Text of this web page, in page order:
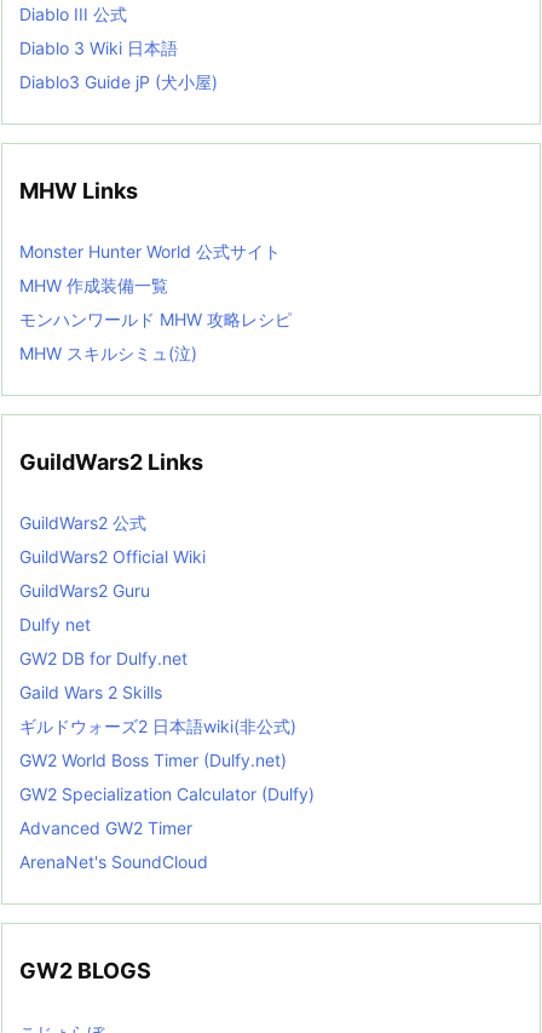
Diablo III 公式
Diablo 3 Wiki 日本語
Diablo3 Guide jP (犬小屋)
MHW Links
Monster Hunter World 公式サイト
MHW 作成装備一覧
モンハンワールド MHW 攻略レシピ
MHW スキルシミュ(泣)
GuildWars2 Links
GuildWars2 公式
GuildWars2 Official Wiki
GuildWars2 Guru
Dulfy net
GW2 DB for Dulfy.net
Gaild Wars 2 Skills
ギルドウォーズ2 日本語wiki(非公式)
GW2 World Boss Timer (Dulfy.net)
GW2 Specialization Calculator (Dulfy)
Advanced GW2 Timer
ArenaNet's SoundCloud
GW2 BLOGS